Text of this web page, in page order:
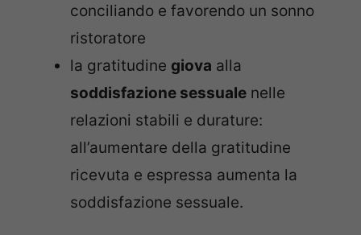
conciliando e favorendo un sonno
ristoratore
la gratitudine giova alla
soddisfazione sessuale nelle
relazioni stabili e durature:
all’aumentare della gratitudine
ricevuta e espressa aumenta la
soddisfazione sessuale.